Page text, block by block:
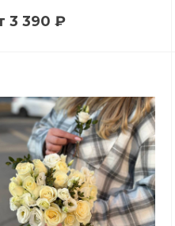
3 390 ₽